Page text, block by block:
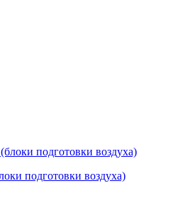
подготовки воздуха)